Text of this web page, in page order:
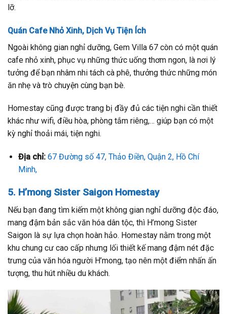
lỡ.
Quán Cafe Nhỏ Xinh, Dịch Vụ Tiện Ích
Ngoài không gian nghỉ dưỡng, Gem Villa 67 còn có một quán
cafe nhỏ xinh, phục vụ những thức uống thơm ngon, là nơi lý
tưởng để bạn nhâm nhi tách cà phê, thưởng thức những món
ăn nhẹ và trò chuyện cùng bạn bè.
Homestay cũng được trang bị đầy đủ các tiện nghi cần thiết
khác như wifi, điều hòa, phòng tắm riêng,… giúp bạn có một
kỳ nghỉ thoải mái, tiện nghi.
Địa chỉ: 67 Đường số 47, Thảo Điền, Quận 2, Hồ Chí
Minh,
5. H’mong Sister Saigon Homestay
Nếu bạn đang tìm kiếm một không gian nghỉ dưỡng độc đáo,
mang đậm bản sắc văn hóa dân tộc, thì H’mong Sister
Saigon là sự lựa chọn hoàn hảo. Homestay nằm trong một
khu chung cư cao cấp nhưng lối thiết kế mang đậm nét đặc
trưng của văn hóa người H’mong, tạo nên một điểm nhấn ấn
tượng, thu hút nhiều du khách.